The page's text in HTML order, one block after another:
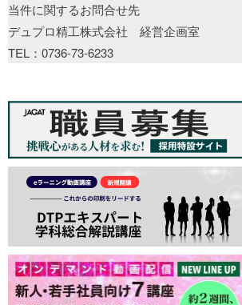
当件に関するお問合せ先
デュプロ精工株式会社 経営企画室
TEL：0736-73-6233